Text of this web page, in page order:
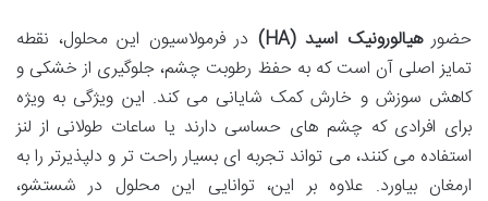
حضورهیالورونیک اسید (HA)
در فرمولاسیون این محلول، نقطه
تمایز اصلی آن است که به حفظ رطوبت چشم، جلوگیری از خشکی و
کاهش سوزش و خارش کمک شایانی می کند. این ویژگی به ویژه
برای افرادی که چشم های حساسی دارند یا ساعات طولانی از لنز
استفاده می کنند، می تواند تجربه ای بسیار راحت تر و دلپذیرتر را به
ارمغان بیاورد. علاوه بر این، توانایی این محلول در شستشو،